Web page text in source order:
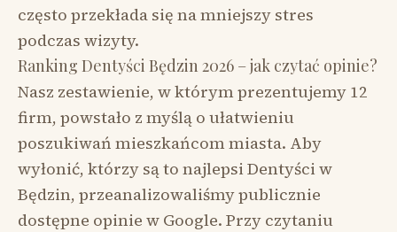
często przekłada się na mniejszy stres
podczas wizyty.
Ranking Dentyści Będzin 2026 – jak czytać opinie?
Nasz zestawienie, w którym prezentujemy 12
firm, powstało z myślą o ułatwieniu
poszukiwań mieszkańcom miasta. Aby
wyłonić, którzy są to najlepsi Dentyści w
Będzin, przeanalizowaliśmy publicznie
dostępne opinie w Google. Przy czytaniu